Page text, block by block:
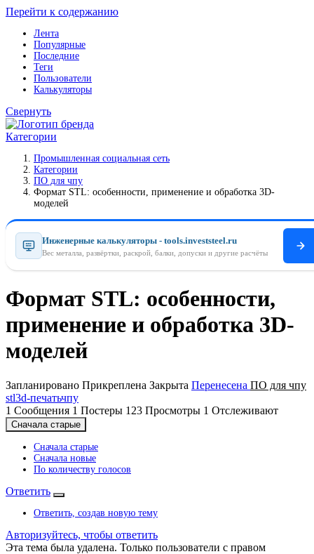
Перейти к содержанию
Лента
Популярные
Последние
Теги
Пользователи
Калькуляторы
Свернуть
Категории
Промышленная социальная сеть
Категории
ПO для чпу
Формат STL: особенности, применение и обработка 3D-
моделей
Инженерные калькуляторы - tools.investsteel.ru
Вес металла, развёртки, раскрой, балки, допуски и другие расчёты
Формат STL: особенности,
применение и обработка 3D-
моделей
Запланировано Прикреплена Закрыта Перенесена ПO для чпу
stl3d-печатьчпу
1 Сообщения 1 Постеры 123 Просмотры 1 Отслеживают
Сначала старые
Сначала старые
Сначала новые
По количеству голосов
Ответить
Ответить, создав новую тему
Авторизуйтесь, чтобы ответить
Эта тема была удалена. Только пользователи с правом